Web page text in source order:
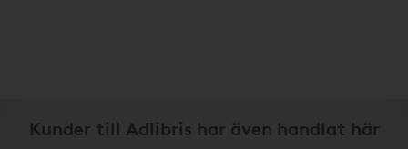
Kunder till Adlibris har även handlat här